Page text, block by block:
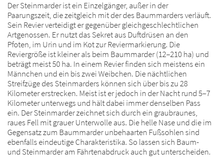
Der Steinmarder ist ein Einzelgänger, außer in der
Paarungszeit, die zeitgleich mit der des Baummarders verläuft.
Sein Revier verteidigt er gegenüber gleichgeschlechtlichen
Artgenossen. Er nutzt das Sekret aus Duftdrüsen an den
Pfoten, im Urin und im Kot zur Reviermarkierung. Die
Reviergröße ist kleiner als beim Baummarder (12–210 ha) und
beträgt meist 50 ha. In einem Revier finden sich meistens ein
Männchen und ein bis zwei Weibchen. Die nächtlichen
Streifzüge des Steinmarders können sich über bis zu 28
Kilometer erstrecken. Meist ist er jedoch in der Nacht rund 5–7
Kilometer unterwegs und hält dabei immer denselben Pass
ein. Der Steinmarder zeichnet sich durch ein graubraunes,
raues Fell mit grauer Unterwolle aus. Die helle Nase und die im
Gegensatz zum Baummarder unbehaarten Fußsohlen sind
ebenfalls eindeutige Charakteristika. So lassen sich Baum-
und Steinmarder am Fährtenabdruck auch gut unterscheiden.